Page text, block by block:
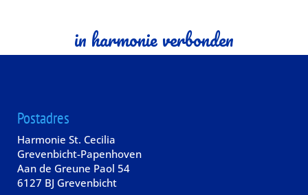
in harmonie verbonden
Postadres
Harmonie St. Cecilia
Grevenbicht-Papenhoven
Aan de Greune Paol 54
6127 BJ Grevenbicht